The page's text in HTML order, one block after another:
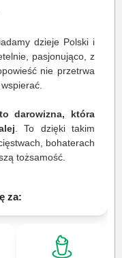
dzieje Polski i
pasjonująco, z
nie przetrwa
darowizna, która
. To dzięki takim
bohaterach
tożsamość.
za: